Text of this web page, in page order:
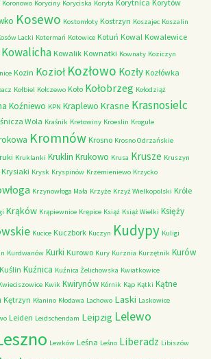
Koronowo Koryciny Koryciska Koryta Korytnica Korytów
Kosewo Kostomłoty Kostrzyn Koszajec Koszalin
Lacki Kotermań Kotowice Kotuń Kowal Kowalewice
Kowalicha Kowalik Kownatki Kownaty Koziczyn
Kozin Kozioł Kozłowo Kozły Kozłówka
Kołbiel Kołczewo Koło Kołobrzeg Kołodziąż
Koźniewo KPN Kraplewo Krasne Krasnosielc
Wola Kraśnik Kretowiny Kroeslin Krogule
Kromnów Krosno Krosno Odrzańskie
Kruklanki Kruklin Krukowo Krusa Krusze Kruszyn
Krysiaki Krysk Kryspinów Krzemieniewo Krzycko
Krzynowłoga Mała Krzyże Krzyż Wielkopolski Króle
Krąków Krąpiewnice Krępice Książ Książ Wielki Księży
Kucice Kuczbork Kuczyn Kudypy Kuligi
Kurdwanów Kurki Kurowo Kury Kurznia Kurzętnik Kurów
Kuślin Kuźnica Kuźnica Żelichowska Kwiatkowice
Kwik Kwirynów Kórnik Kąp Kątki Kątne
Kętrzyn Kłanino Kłodawa Lachowo Laski Laskowice
Leiden Leidschendam Leipzig Lelewo
Lewków Leśna Leśno Liberadz Libiszów